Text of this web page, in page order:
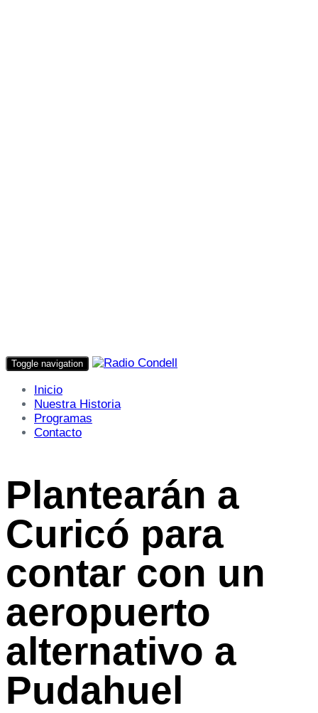
Toggle navigation
Inicio
Nuestra Historia
Programas
Contacto
Plantearán a
Curicó para
contar con un
aeropuerto
alternativo a
Pudahuel